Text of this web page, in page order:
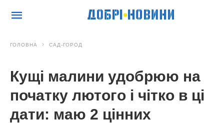
ГОЛОВНА САД-ГОРОД
Кущі малини удобрюю на
початку лютого і чітко в ці
дати: маю 2 цінних